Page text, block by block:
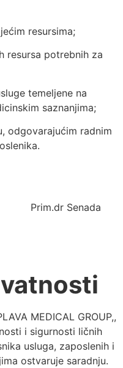
resursima;
resursa potrebnih za
temeljene na
saznanjima;
odgovarajućim radnim
Prim.dr Senada
MEDICAL GROUP,,
i sigurnosti ličnih
usluga, zaposlenih i
ostvaruje saradnju.